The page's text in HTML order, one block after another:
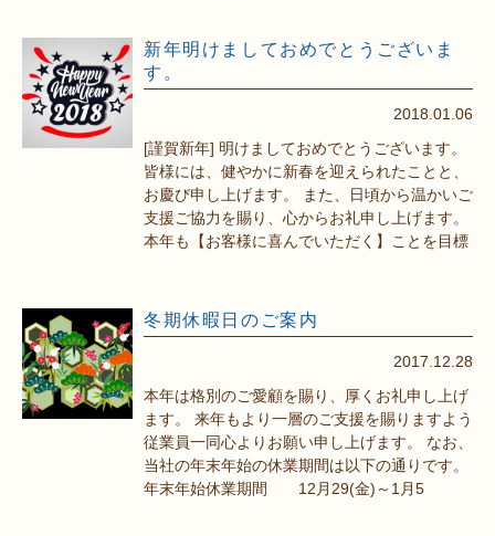
新年明けましておめでとうございま
す。
2018.01.06
[謹賀新年] 明けましておめでとうございます。
皆様には、健やかに新春を迎えられたことと、
お慶び申し上げます。 また、日頃から温かいご
支援ご協力を賜り、心からお礼申し上げます。
本年も【お客様に喜んでいただく】ことを目標
冬期休暇日のご案内
2017.12.28
本年は格別のご愛顧を賜り、厚くお礼申し上げ
ます。 来年もより一層のご支援を賜りますよう
従業員一同心よりお願い申し上げます。 なお、
当社の年末年始の休業期間は以下の通りです。
年末年始休業期間 12月29(金)～1月5